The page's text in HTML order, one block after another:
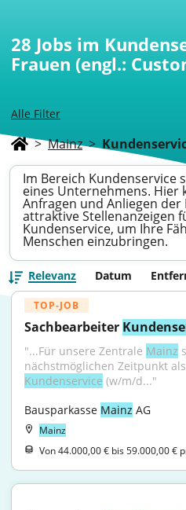
Alle Filter
28 Jobs im
Frauen (engl.:
> Mainz >
Im Bereich Kundenservice
eines Unternehmens. Hier
Anfragen und Anliegen der
attraktive Stellenanzeigen
Kundenservice, um Ihre
Menschen einzubringen.
Relevanz Datum
TOP-JOB
Sachbearbeiter
"...Für unsere Zentrale Mainz
Kundenservice (w/m/d..."
Bausparkasse Mainz AG
Mainz
Von 44.000,00 € bis 59.000,00 €